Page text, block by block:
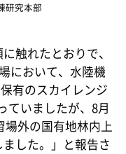
研究本部
触れたとおりで、
において、水陸機
有のスカイレンジ
ていましたが、8月
場外の国有地林内上
した。」と報告さ